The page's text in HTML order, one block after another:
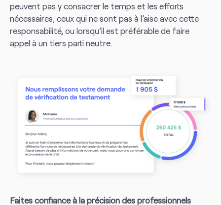
peuvent pas y consacrer le temps et les efforts
nécessaires, ceux qui ne sont pas à l’aise avec cette
responsabilité, ou lorsqu’il est préférable de faire
appel à un tiers parti neutre.
Faites confiance à la précision des professionnels